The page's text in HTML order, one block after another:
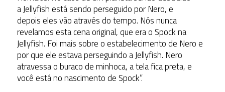
a Jellyfish está sendo perseguido por Nero, e
depois eles vão através do tempo. Nós nunca
revelamos esta cena original, que era o Spock na
Jellyfish. Foi mais sobre o estabelecimento de Nero e
por que ele estava perseguindo a Jellyfish. Nero
atravessa o buraco de minhoca, a tela fica preta, e
você está no nascimento de Spock”.